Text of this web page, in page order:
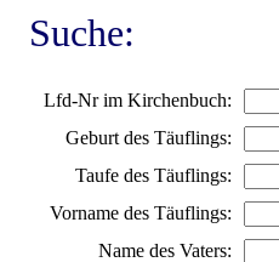
Suche:
Lfd-Nr im Kirchenbuch:
Geburt des Täuflings:
Taufe des Täuflings:
Vorname des Täuflings:
Name des Vaters: